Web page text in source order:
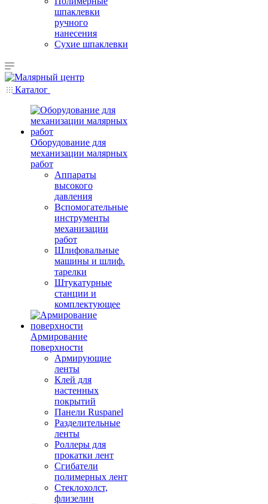
шпаклевки
ручного
нанесения
Сухие шпаклевки
Каталог
Оборудование для
механизации малярных
работ
Аппараты
высокого
давления
Вспомогательные
инструменты
механизации
работ
Шлифовальные
машины и шлиф.
тарелки
Штукатурные
станции и
комплектующее
Армирование
поверхности
Армирующие
ленты
Клей для
настенных
покрытий
Панели Ruspanel
Разделительные
ленты
Роллеры для
прокатки лент
Сгибатели
полимерных лент
Стеклохолст,
флизелин